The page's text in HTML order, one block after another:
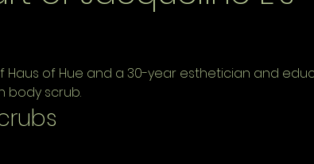
Haus of Hue and a 30-year esthetician and
body scrub.